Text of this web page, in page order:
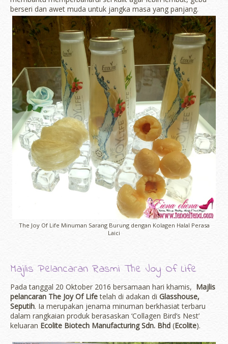
berseri dan awet muda untuk jangka masa yang panjang.
The Joy Of Life Minuman Sarang Burung dengan Kolagen Halal Perasa
Laici
Majlis Pelancaran Rasmi The Joy Of Life
Pada tanggal 20 Oktober 2016 bersamaan hari khamis, Majlis
pelancaran The Joy Of Lifetelah di adakan di Glasshouse,
Seputih. Ia merupakan jenama minuman berkhasiat terbaru
dalam rangkaian produk berasaskan ‘Collagen Bird’s Nest’
keluaran Ecolite Biotech Manufacturing Sdn. Bhd (Ecolite).